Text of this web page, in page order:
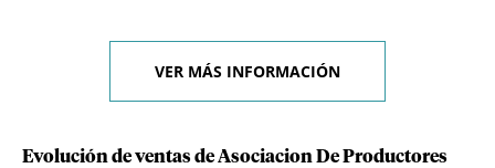
VER MÁS INFORMACIÓN
Evolución de ventas de Asociacion De Productores